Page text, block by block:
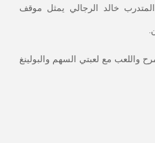
خالد الرجالي يمثل موقف
واللعب مع لعبتي السهم والبولينغ